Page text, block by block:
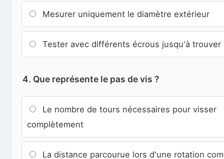
Mesurer uniquement le diamètre extérieur
Tester avec différents écrous jusqu'à trouver
4. Que représente le pas de vis ?
Le nombre de tours nécessaires pour visser
complètement
La distance parcourue lors d'une rotation